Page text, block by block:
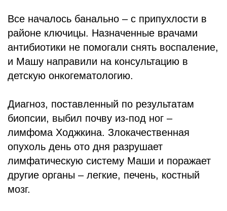
Все началось банально – с припухлости в
районе ключицы. Назначенные врачами
антибиотики не помогали снять воспаление,
и Машу направили на консультацию в
детскую онкогематологию.
Диагноз, поставленный по результатам
биопсии, выбил почву из-под ног –
лимфома Ходжкина. Злокачественная
опухоль день ото дня разрушает
лимфатическую систему Маши и поражает
другие органы – легкие, печень, костный
мозг.